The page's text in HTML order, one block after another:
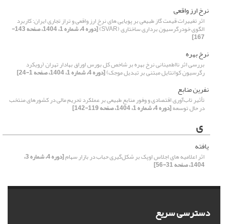
نرخ ارز واقعی
اثر تغییرات قیمت گاز طبیعی بر پویایی های نرخ ارز واقعی و تراز تجاری ایران: کاربرد
الگوی خودرگرسیون برداری ساختاری (SVAR) [دوره 4، شماره 1، 1404، صفحه 143-
167]
نرخ بهره
بررسی اثر نااطمینانی نرخ بهره بر شاخص کل بورس اوراق بهادار تهران (رویکرد
رگرسیون کوانتایل مبتنی بر تبدیل موجک)[دوره 4، شماره 1، 1404، صفحه 1-24]
نفرین منابع
تأثیر تاب‌آوری اقتصادی و وفور منابع طبیعی بر عملکرد تحریم مالی در کشورهای منتخب
در حال توسعه[دوره 4، شماره 1، 1404، صفحه 119-142]
ی
یافته
اثر اعلامیه‏ های اجلاس اوپک بر شکل‌گیری حباب در بازار سهام [دوره 4، شماره 3،
1404، صفحه 31-56]
دسترسی سریع